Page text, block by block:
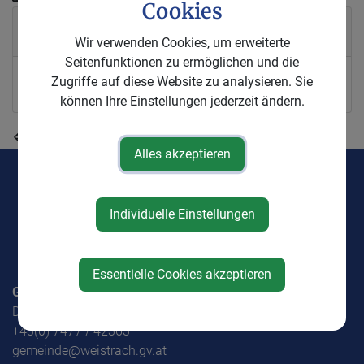
Landjugend Weistrach
⇐ zurück
Gemeinde Weistrach
Dorf 1, 3351 Weistrach
+43(0) 7477 / 42363
gemeinde@weistrach.gv.at
Cookies
Wir verwenden Cookies, um erweiterte
Seitenfunktionen zu ermöglichen und die
Zugriffe auf diese Website zu analysieren. Sie
können Ihre Einstellungen jederzeit ändern.
Alles akzeptieren
Individuelle Einstellungen
Essentielle Cookies akzeptieren